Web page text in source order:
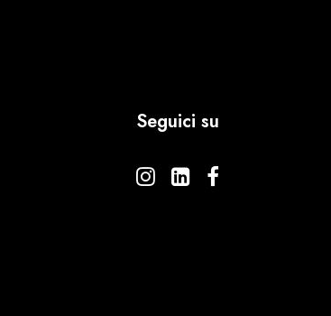
Seguici su